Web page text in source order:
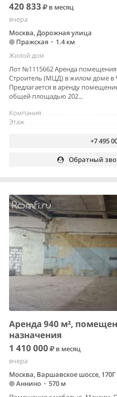
420 833
в месяц
вчера
Москва, Дорожная улица
Пражская • 1.4 км
Жилой дом
Лот №1115662 Аренда
Строитель (МЦД) в жилом доме
Предлагается в аренду
общей площадью 202...
Компания
Этаж
+7 495
Обратный
Аренда 940 м²,
назначения
1 410 000
в месяц
вчера
Москва, Варшавское шоссе, 170Г
Аннино • 570 м